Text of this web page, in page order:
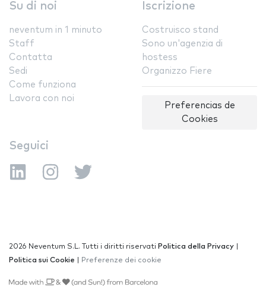
Su di noi
neventum in 1 minuto
Staff
Contatta
Sedi
Come funziona
Lavora con noi
Iscrizione
Costruisco stand
Sono un'agenzia di
hostess
Organizzo Fiere
Preferencias de
Cookies
Seguici
2026 Neventum S.L. Tutti i diritti riservati Politica della Privacy
Politica sui Cookie
Preferenze dei cookie